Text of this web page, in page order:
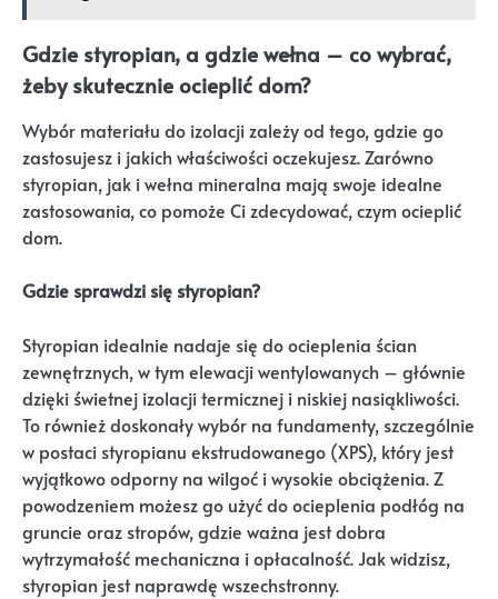
Gdzie styropian, a gdzie wełna – co wybrać,
żeby skutecznie ocieplić dom?
Wybór materiału do izolacji zależy od tego, gdzie go
zastosujesz i jakich właściwości oczekujesz. Zarówno
styropian, jak i wełna mineralna mają swoje idealne
zastosowania, co pomoże Ci zdecydować, czym ocieplić
dom.
Gdzie sprawdzi się styropian?
Styropian idealnie nadaje się do ocieplenia ścian
zewnętrznych, w tym elewacji wentylowanych – głównie
dzięki świetnej izolacji termicznej i niskiej nasiąkliwości.
To również doskonały wybór na fundamenty, szczególnie
w postaci styropianu ekstrudowanego (XPS), który jest
wyjątkowo odporny na wilgoć i wysokie obciążenia. Z
powodzeniem możesz go użyć do ocieplenia podłóg na
gruncie oraz stropów, gdzie ważna jest dobra
wytrzymałość mechaniczna i opłacalność. Jak widzisz,
styropian jest naprawdę wszechstronny.